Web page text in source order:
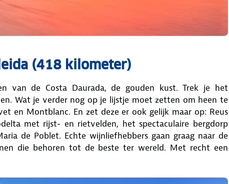
(418 kilometer)
van de Costa Daurada, de gouden kust. Trek je het
Wat je verder nog op je lijstje moet zetten om heen te
en Montblanc. En zet deze er ook gelijk maar op: Reus
met rijst- en rietvelden, het spectaculaire bergdorp
de Poblet. Echte wijnliefhebbers gaan graag naar de
die behoren tot de beste ter wereld. Met recht een